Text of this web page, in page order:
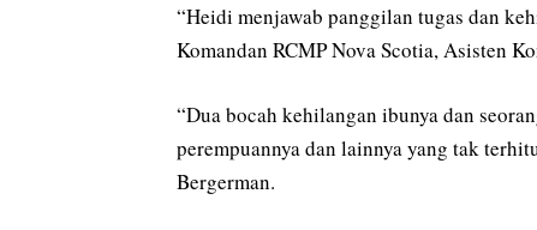
“Heidi menjawab panggilan tugas dan
Komandan RCMP Nova Scotia, Asisten
“Dua bocah kehilangan ibunya dan
perempuannya dan lainnya yang tak
Bergerman.